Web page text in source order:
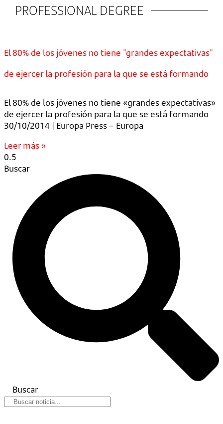
PROFESSIONAL DEGREE
El 80% de los jóvenes no tiene "grandes expectativas"
de ejercer la profesión para la que se está formando
El 80% de los jóvenes no tiene «grandes expectativas»
de ejercer la profesión para la que se está formando
30/10/2014 | Europa Press – Europa
Leer más »
Buscar
Buscar